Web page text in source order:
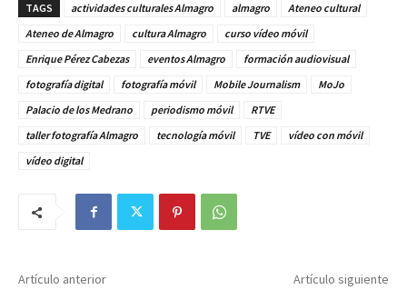
TAGS actividades culturales Almagro almagro
Ateneo cultural
Ateneo de Almagro
cultura Almagro
curso vídeo móvil
Enrique Pérez Cabezas
eventos Almagro
formación audiovisual
fotografía digital
fotografía móvil Mobile Journalism
MoJo
Palacio de los Medrano
periodismo móvil
RTVE
taller fotografía Almagro
tecnología móvil TVE
vídeo con móvil
vídeo digital
Artículo anterior Artículo siguiente